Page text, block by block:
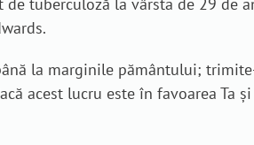
tuberculoză la vârsta de 29 de
la marginile pământului;
acest lucru este în favoarea Ta